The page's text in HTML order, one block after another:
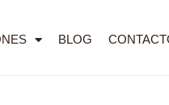
BLOG